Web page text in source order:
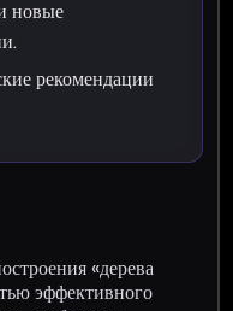
новые
рекомендации
«дерева
эффективного